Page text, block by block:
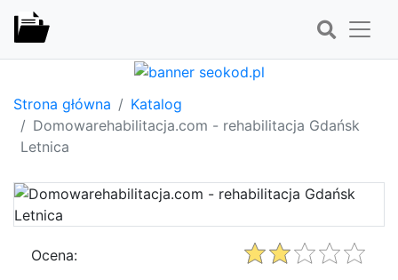
Strona główna
Katalog
Domowarehabilitacja.com - rehabilitacja Gdańsk
Letnica
Ocena: